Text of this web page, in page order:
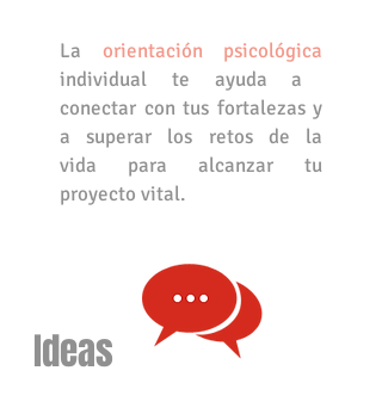
La orientación psicológica
individual te ayuda a
conectar con tus fortalezas y
a superar los retos de la
vida para alcanzar tu
proyecto vital.
Ideas